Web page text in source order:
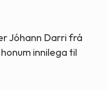
Jóhann Darri frá
innilega til